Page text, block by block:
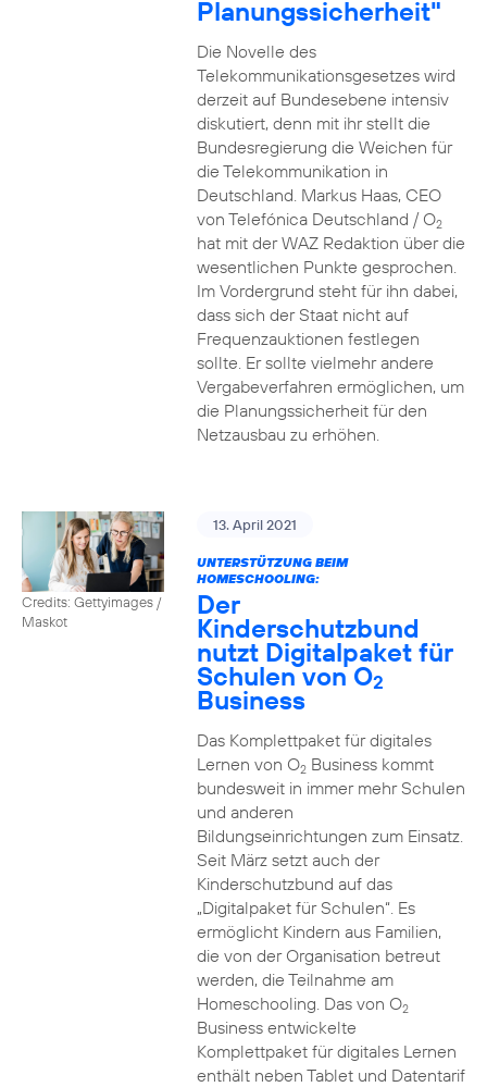
Planungssicherheit"
Die Novelle des
Telekommunikationsgesetzes wird
derzeit auf Bundesebene intensiv
diskutiert, denn mit ihr stellt die
Bundesregierung die Weichen für
die Telekommunikation in
Deutschland. Markus Haas, CEO
von Telefónica Deutschland / O2
hat mit der WAZ Redaktion über die
wesentlichen Punkte gesprochen.
Im Vordergrund steht für ihn dabei,
dass sich der Staat nicht auf
Frequenzauktionen festlegen
sollte. Er sollte vielmehr andere
Vergabeverfahren ermöglichen, um
die Planungssicherheit für den
Netzausbau zu erhöhen.
Credits: Gettyimages /
Maskot
13. April 2021
UNTERSTÜTZUNG BEIM
HOMESCHOOLING:
Der
Kinderschutzbund
nutzt Digitalpaket für
Schulen von O2
Business
Das Komplettpaket für digitales
Lernen von O2Business kommt
bundesweit in immer mehr Schulen
und anderen
Bildungseinrichtungen zum Einsatz.
Seit März setzt auch der
Kinderschutzbund auf das
„Digitalpaket für Schulen“. Es
ermöglicht Kindern aus Familien,
die von der Organisation betreut
werden, die Teilnahme am
Homeschooling. Das von O2
Business entwickelte
Komplettpaket für digitales Lernen
enthält neben Tablet und Datentarif